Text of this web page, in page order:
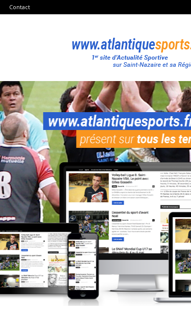
Contact
Atlantique
Sport